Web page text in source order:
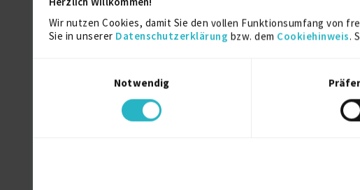
Wir nutzen Cookies, damit Sie den vollen Funktionsumfang von
Sie in unserer Datenschutzerklärung bzw. dem Cookiehinweis.
Notwendig
Geschäftsführer / CTO /
zuletzt online vor 5 Tagen
Projektmanger | Senior